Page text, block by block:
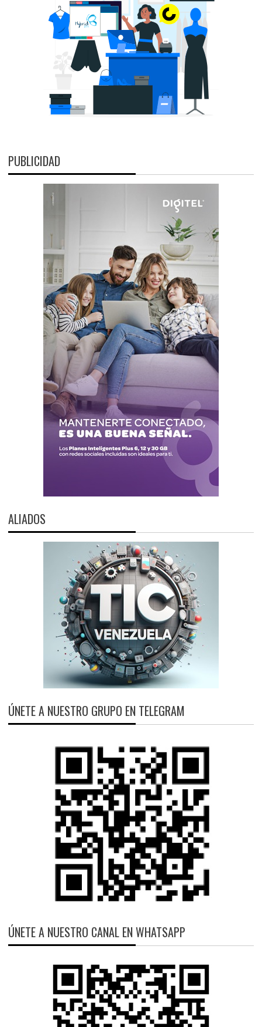
PUBLICIDAD
ALIADOS
ÚNETE A NUESTRO GRUPO EN TELEGRAM
ÚNETE A NUESTRO CANAL EN WHATSAPP